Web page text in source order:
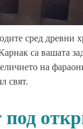
сред
са вашата
на
свят.